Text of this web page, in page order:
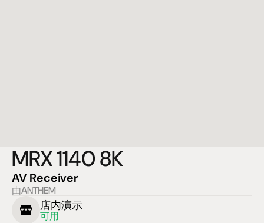
MRX 1140 8K
AV Receiver
由ANTHEM
店内演示
可用